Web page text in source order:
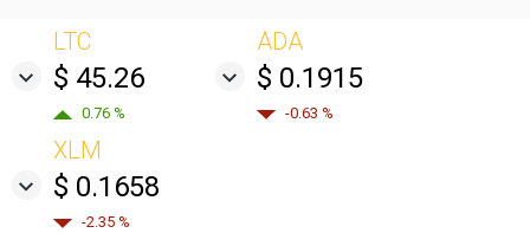
LTC
$ 45.26
0.76 %
ADA
$ 0.1915
-0.63 %
XLM
$ 0.1658
-2.35 %